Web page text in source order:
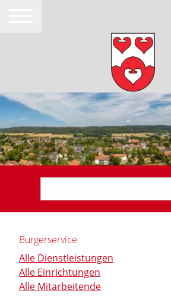
Bürgerservice
Alle Dienstleistungen
Alle Einrichtungen
Alle Mitarbeitende